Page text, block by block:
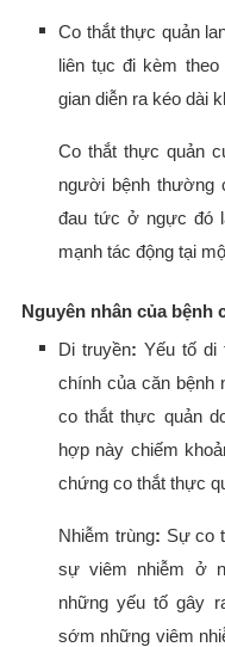
Co thắt thực quản
liên tục đi kèm
gian diễn ra kéo dài
Co thắt thực quản
người bệnh thường
đau tức ở ngực đó
mạnh tác động tại
Nguyên nhân của bệnh
Di truyền: Yếu tố di
chính của căn bệnh
co thắt thực quản
hợp này chiếm
chứng co thắt thực
Nhiễm trùng: Sự co
sự viêm nhiễm ở
những yếu tố gây
sớm những viêm